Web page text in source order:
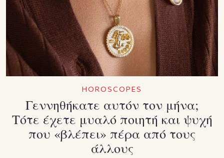
HOROSCOPES
Γεννηθήκατε αυτόν τον μήνα;
Τότε έχετε μυαλό ποιητή και ψυχή
που «βλέπει» πέρα από τους
άλλους